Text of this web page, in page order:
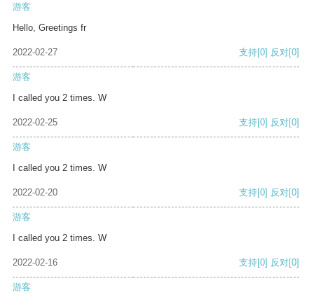
游客
Hello, Greetings fr
2022-02-27 支持[0] 反对[0]
游客
I called you 2 times. W
2022-02-25 支持[0] 反对[0]
游客
I called you 2 times. W
2022-02-20 支持[0] 反对[0]
游客
I called you 2 times. W
2022-02-16 支持[0] 反对[0]
游客